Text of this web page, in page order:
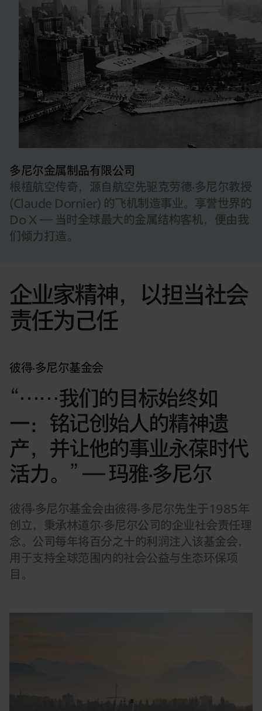
多尼尔金属制品有限公司
根植航空传奇，源自航空先驱克劳德·多尼尔教授
(Claude Dornier) 的飞机制造事业。享誉世界的
Do X — 当时全球最大的金属结构客机，便由我
们倾力打造。
企业家精神，以担当社会
责任为己任
彼得·多尼尔基金会
“……我们的目标始终如
一：铭记创始人的精神遗
产，并让他的事业永葆时代
活力。” — 玛雅·多尼尔
彼得·多尼尔基金会由彼得·多尼尔先生于1985年
创立，秉承林道尔·多尼尔公司的企业社会责任理
念。公司每年将百分之十的利润注入该基金会，
用于支持全球范围内的社会公益与生态环保项
目。